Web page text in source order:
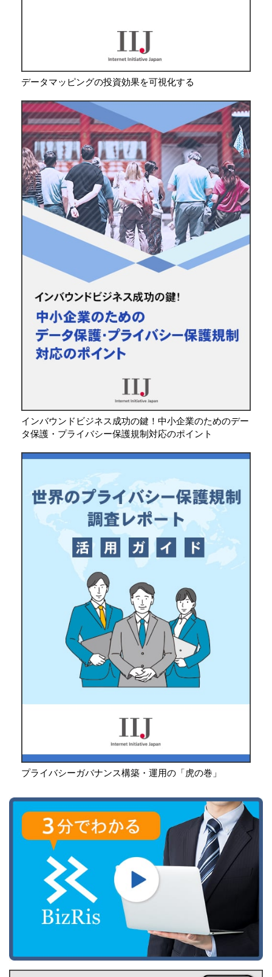
データマッピングの投資効果を可視化する
インバウンドビジネス成功の鍵！中小企業のためのデー
タ保護・プライバシー保護規制対応のポイント
プライバシーガバナンス構築・運用の「虎の巻」